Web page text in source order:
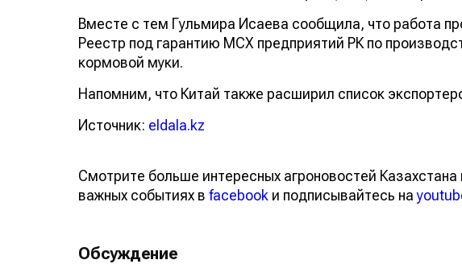
Вместе с тем Гульмира Исаева сообщила, что работа
Реестр под гарантию МСХ предприятий РК по
кормовой муки.
Напомним, что Китай также расширил список
Источник: eldala.kz
Смотрите больше интересных агроновостей
важных событиях в facebook и подписывайтесь на
Обсуждение